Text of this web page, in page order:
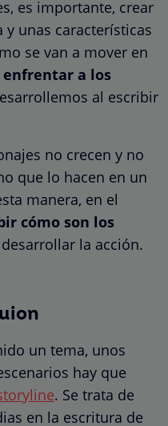
es importante, crear
unas características
se van a mover en
enfrentar a los
al escribir
no crecen y no
que lo hacen en un
manera, en el
cómo son los
la acción.
un tema, unos
hay que
. Se trata de
en la escritura de